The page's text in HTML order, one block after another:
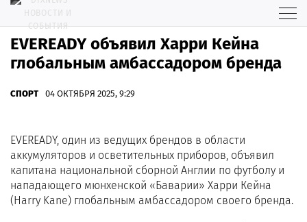
EVEREADY объявил Харри Кейна
глобальным амбассадором бренда
СПОРТ 04 ОКТЯБРЯ 2025, 9:29
EVEREADY, один из ведущих брендов в области
аккумуляторов и осветительных приборов, объявил
капитана национальной сборной Англии по футболу и
нападающего мюнхенской «Баварии» Харри Кейна
(Harry Kane) глобальным амбассадором своего бренда.